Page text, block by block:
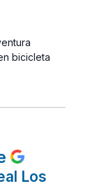
bicicleta
Los